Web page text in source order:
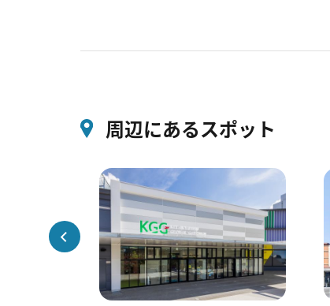
周辺にあるスポット